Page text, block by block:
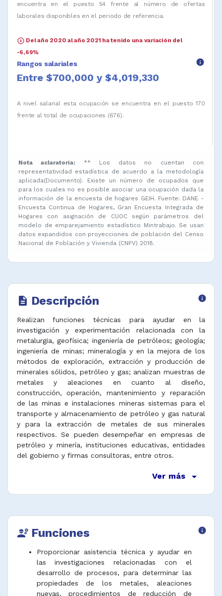
encuentra en el puesto 54 frente al número de ofertas
laborales disponibles en el periodo de referencia.
arrow_circle_down Del año 2020 al año 2021 ha tenido una variación del
-6,69%
Rangos salariales info
Entre $700,000 y $4,019,330
A nivel salarial esta ocupación se encuentra en el puesto 170
frente al total de ocupaciones (676).
Nota aclaratoria:
** Los datos no cuentan con
representatividad estadística de acuerdo a la metodología
aplicada(Documento). Existe un número de ocupados que
para los cuales no es posible asociar una ocupación dada la
información de la encuesta de hogares GEIH. Fuente: DANE -
Encuesta Continua de Hogares, Gran Encuesta Integrada de
Hogares con asignación de CUOC según parámetros del
modelo de emparejamiento estadístico Mintrabajo. Se usan
datos expandidos con proyecciones de población del Censo
Nacional de Población y Vivienda (CNPV) 2018.
description Descripción info
Realizan funciones técnicas para ayudar en la
investigación y experimentación relacionada con la
metalurgia, geofísica; ingeniería de petróleos; geología;
ingeniería de minas; mineralogía y en la mejora de los
métodos de exploración, extracción y producción de
minerales sólidos, petróleo y gas; analizan muestras de
metales y aleaciones en cuanto al diseño,
construcción, operación, mantenimiento y reparación
de las minas e instalaciones mineras sistemas para el
transporte y almacenamiento de petróleo y gas natural
y para la extracción de metales de sus minerales
respectivos. Se pueden desempeñar en empresas de
petróleo y minería, instituciones educativas, entidades
del gobierno y firmas consultoras, entre otros.
Ver más arrow_drop_down
engineering Funciones info
Proporcionar asistencia técnica y ayudar en
las investigaciones relacionadas con el
desarrollo de procesos, para determinar las
propiedades de los metales, aleaciones
nuevas, procedimientos de reducción de